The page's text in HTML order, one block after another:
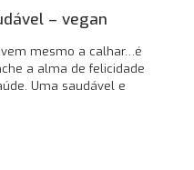
– vegan
mesmo a calhar…é
a alma de felicidade
Uma saudável e